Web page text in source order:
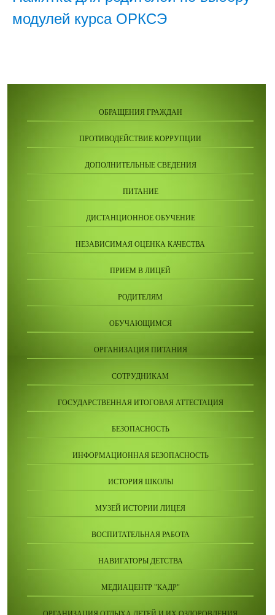
модулей курса ОРКСЭ
ОБРАЩЕНИЯ ГРАЖДАН
ПРОТИВОДЕЙСТВИЕ КОРРУПЦИИ
ДОПОЛНИТЕЛЬНЫЕ СВЕДЕНИЯ
ПИТАНИЕ
ДИСТАНЦИОННОЕ ОБУЧЕНИЕ
НЕЗАВИСИМАЯ ОЦЕНКА КАЧЕСТВА
ПРИЕМ В ЛИЦЕЙ
РОДИТЕЛЯМ
ОБУЧАЮЩИМСЯ
ОРГАНИЗАЦИЯ ПИТАНИЯ
СОТРУДНИКАМ
ГОСУДАРСТВЕННАЯ ИТОГОВАЯ АТТЕСТАЦИЯ
БЕЗОПАСНОСТЬ
ИНФОРМАЦИОННАЯ БЕЗОПАСНОСТЬ
ИСТОРИЯ ШКОЛЫ
МУЗЕЙ ИСТОРИИ ЛИЦЕЯ
ВОСПИТАТЕЛЬНАЯ РАБОТА
НАВИГАТОРЫ ДЕТСТВА
МЕДИАЦЕНТР "КАДР"